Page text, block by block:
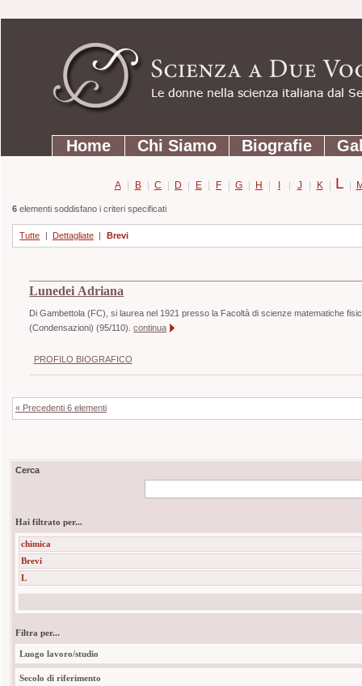
contenuti.
Strumenti
personali
SezioniHome Chi Siamo Biografie
A | B | C | D | E | F | G | H | I | J | K | L |
6elementi soddisfano i criteri specificati
Tutte | Dettagliate | Brevi
Lunedei Adriana
Di Gambettola (FC), si laurea nel 1921 presso la Facoltà di scienze matematiche
(Condensazioni) (95/110).continua
PROFILO BIOGRAFICO
« Precedenti 6 elementi
Cerca
Hai filtrato per...
chimica
Brevi
L
Filtra per...
Luogo lavoro/studio
Secolo di riferimento